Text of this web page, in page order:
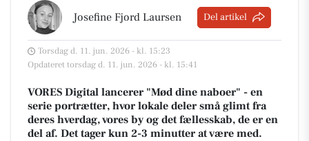
Josefine Fjord Laursen Del artikel
Torsdag d. 11. jun. 2026 - kl. 15:23
Opdateret torsdag d. 11. jun. 2026 - kl. 15:41
VORES Digital lancerer "Mød dine naboer" - en
serie portrætter, hvor lokale deler små glimt fra
deres hverdag, vores by og det fællesskab, de er en
del af. Det tager kun 2-3 minutter at være med.